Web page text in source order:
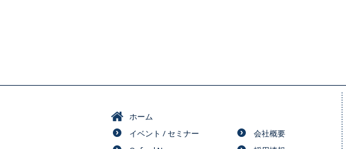
ホーム
イベント / セミナー
会社概要